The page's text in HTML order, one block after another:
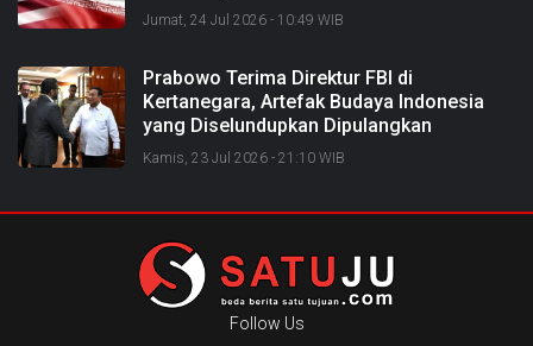
Jumat, 24 Jul 2026 - 10:49 WIB
Prabowo Terima Direktur FBI di
Kertanegara, Artefak Budaya Indonesia
yang Diselundupkan Dipulangkan
Kamis, 23 Jul 2026 - 21:10 WIB
Follow Us